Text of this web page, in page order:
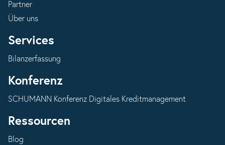
Partner
Über uns
Services
Bilanzerfassung
Konferenz
SCHUMANN Konferenz Digitales Kreditmanagement
Ressourcen
Blog